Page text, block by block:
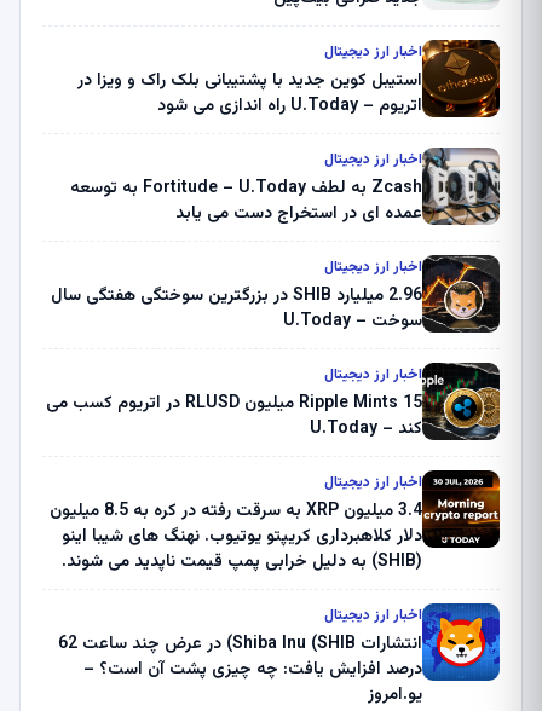
اخبار ارز دیجیتال
استیبل کوین جدید با پشتیبانی بلک راک و ویزا در
اتریوم – U.Today راه اندازی می شود
اخبار ارز دیجیتال
Zcash به لطف Fortitude – U.Today به توسعه
عمده ای در استخراج دست می یابد
اخبار ارز دیجیتال
2.96 میلیارد SHIB در بزرگترین سوختگی هفتگی سال
سوخت – U.Today
اخبار ارز دیجیتال
Ripple Mints 15 میلیون RLUSD در اتریوم کسب می
کند – U.Today
اخبار ارز دیجیتال
3.4 میلیون XRP به سرقت رفته در کره به 8.5 میلیون
دلار کلاهبرداری کریپتو یوتیوب. نهنگ های شیبا اینو
(SHIB) به دلیل خرابی پمپ قیمت ناپدید می شوند.
ثبت کرد – گزارش کریپتو صبح – U.Today
اخبار ارز دیجیتال
انتشارات Shiba Inu (SHIB) در عرض چند ساعت 62
درصد افزایش یافت: چه چیزی پشت آن است؟ –
یو.امروز